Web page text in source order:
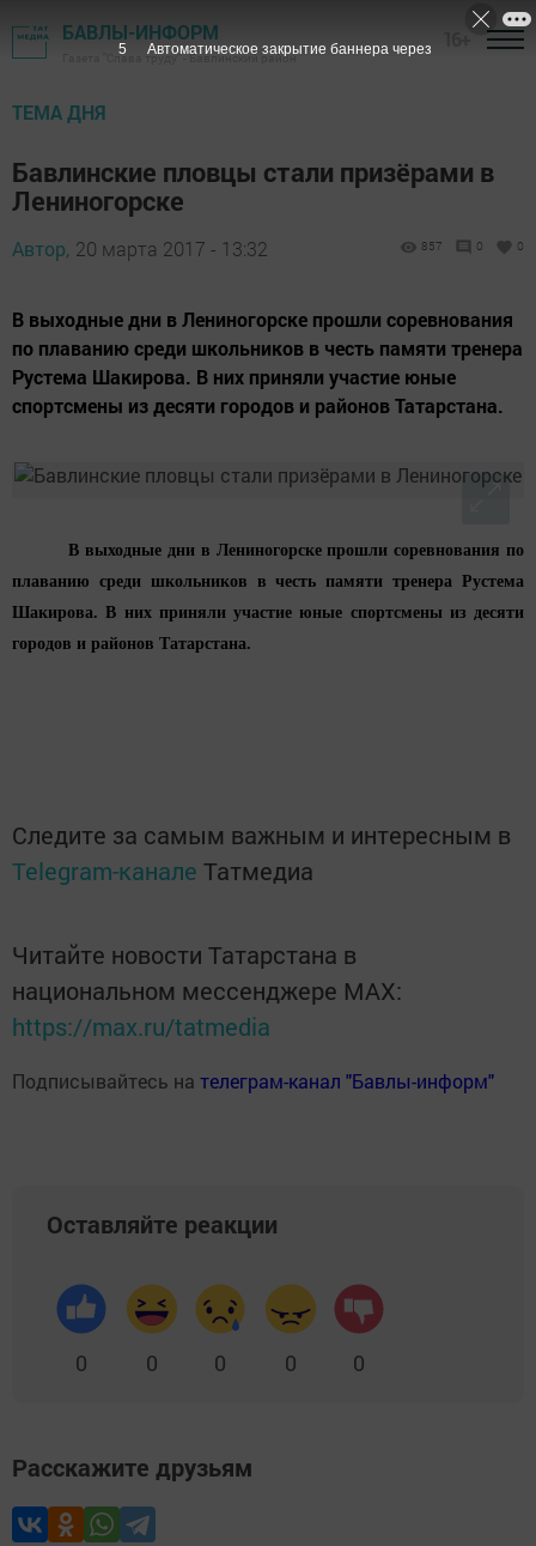
БАВЛЫ-ИНФОРМ
Газета "Слава труду" - Бавлинский район
ТЕМА ДНЯ
Бавлинские пловцы стали призёрами в
Лениногорске
Автор, 20 марта 2017 - 13:32 857 0 0
В выходные дни в Лениногорске прошли соревнования
по плаванию среди школьников в честь памяти тренера
Рустема Шакирова. В них приняли участие юные
спортсмены из десяти городов и районов Татарстана.
В выходные дни в Лениногорске прошли соревнования по
плаванию среди школьников в честь памяти тренера Рустема
Шакирова. В них приняли участие юные спортсмены из десяти
городов и районов Татарстана.
Следите за самым важным и интересным в
Telegram-канале Татмедиа
Читайте новости Татарстана в
национальном мессенджере MАХ:
https://max.ru/tatmedia
Подписывайтесь на телеграм-канал "Бавлы-информ"
Оставляйте реакции
0 0 0 0 0
Расскажите друзьям
4 Автоматическое закрытие баннера через